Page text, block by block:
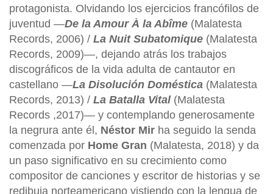
protagonista. Olvidando los ejercicios francófilos de
juventud —De la Amour À la Abîme (Malatesta
Records, 2006) / La Nuit Subatomique (Malatesta
Records, 2009)—, dejando atrás los trabajos
discográficos de la vida adulta de cantautor en
castellano —La Disolución Doméstica (Malatesta
Records, 2013) / La Batalla Vital(Malatesta
Records ,2017)— y contemplando generosamente
la negrura ante él, Néstor Mir ha seguido la senda
comenzada por Home Gran (Malatesta, 2018) y da
un paso significativo en su crecimiento como
compositor de canciones y escritor de historias y se
redibuja norteamericano vistiendo con la lengua de